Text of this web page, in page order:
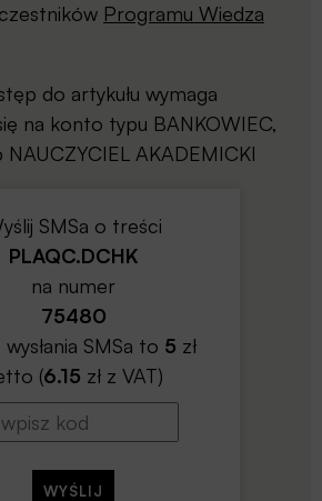
Programu Wiedza
do artykułu wymaga
na konto typu BANKOWIEC,
NAUCZYCIEL AKADEMICKI
SMSa o treści
PLAQC.DCHK
na numer
75480
SMSa to 5 zł
(6.15 zł z VAT)